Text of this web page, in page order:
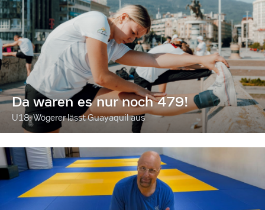
Da waren es nur noch 479!
U18: Wögerer lässt Guayaquil aus